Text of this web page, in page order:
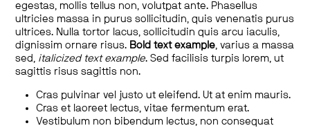
egestas, mollis tellus non, volutpat ante. Phasellus
ultricies massa in purus sollicitudin, quis venenatis purus
ultrices. Nulla tortor lacus, sollicitudin quis arcu iaculis,
dignissim ornare risus. Bold text example, varius a massa
sed, italicized text example. Sed facilisis turpis lorem, ut
sagittis risus sagittis non.
Cras pulvinar vel justo ut eleifend. Ut at enim mauris.
Cras et laoreet lectus, vitae fermentum erat.
Vestibulum non bibendum lectus, non consequat